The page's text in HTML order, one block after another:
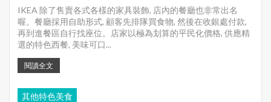
IKEA 除了售賣各式各樣的家具裝飾, 店內的餐廳也非常出名
喔。餐廳採用自助形式, 顧客先排隊買食物, 然後在收銀處付款,
再到進餐區自行找座位。店家以極為划算的平民化價格, 供應精
選的特色西餐, 美味可口...
閱讀全文
其他特色美食